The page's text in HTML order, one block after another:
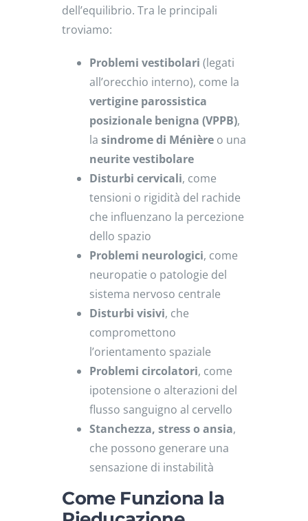
dell’equilibrio. Tra le principali
troviamo:
Problemi vestibolari (legati
all’orecchio interno), come la
vertigine parossistica
posizionale benigna (VPPB),
la sindrome di Ménièreo una
neurite vestibolare
Disturbi cervicali, come
tensioni o rigidità del rachide
che influenzano la percezione
dello spazio
Problemi neurologici, come
neuropatie o patologie del
sistema nervoso centrale
Disturbi visivi, che
compromettono
l’orientamento spaziale
Problemi circolatori, come
ipotensione o alterazioni del
flusso sanguigno al cervello
Stanchezza, stress o ansia,
che possono generare una
sensazione di instabilità
Come Funziona la